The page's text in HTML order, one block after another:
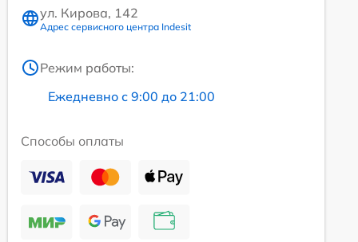
ул. Кирова, 142
Адрес сервисного центра Indesit
Режим работы:
Ежедневно с 9:00 до 21:00
Способы оплаты